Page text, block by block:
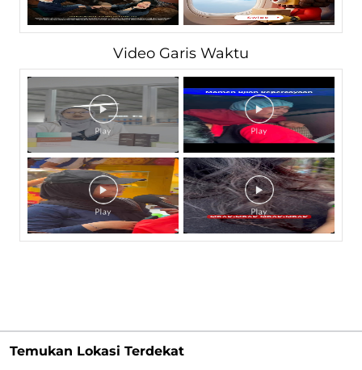
Video Garis Waktu
Temukan Lokasi Terdekat